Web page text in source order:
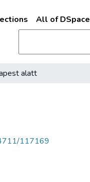
All of DSpace
alatt
117169